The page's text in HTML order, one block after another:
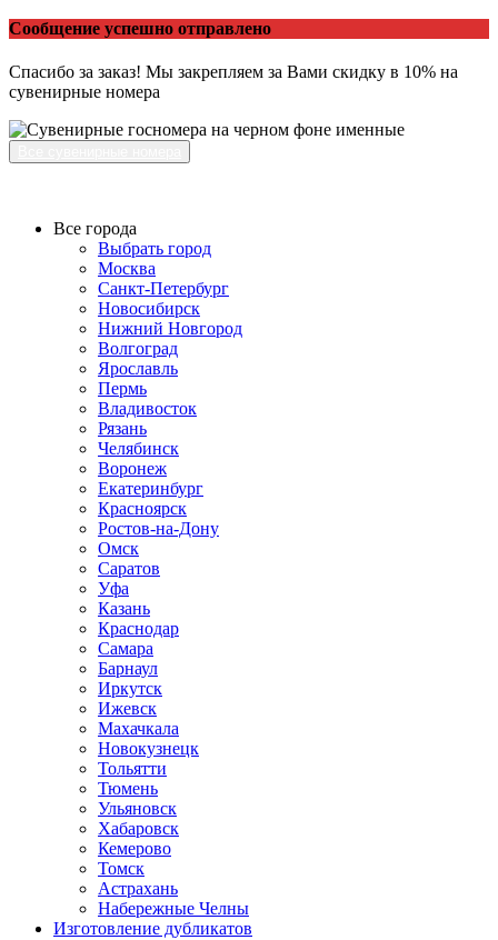
Сообщение успешно отправлено
Спасибо за заказ! Мы закрепляем за Вами скидку в 10% на
сувенирные номера
Все города
Выбрать город
Москва
Санкт-Петербург
Новосибирск
Нижний Новгород
Волгоград
Ярославль
Пермь
Владивосток
Рязань
Челябинск
Воронеж
Екатеринбург
Красноярск
Ростов-на-Дону
Омск
Саратов
Уфа
Казань
Краснодар
Самара
Барнаул
Иркутск
Ижевск
Махачкала
Новокузнецк
Тольятти
Тюмень
Ульяновск
Хабаровск
Кемерово
Томск
Астрахань
Набережные Челны
Изготовление дубликатов